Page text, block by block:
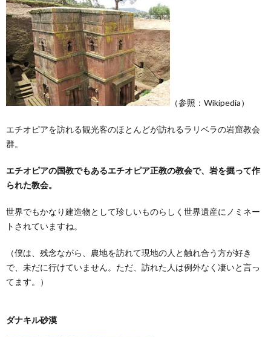
（参照：Wikipedia）
エチオピアを訪れる観光客のほとんどが訪れるラリベラの岩窟教会
群。
エチオピアの国教でもあるエチオピア正教の教会で、岩を掘って作
られた教会。
世界でもかなり建造物として珍しいものらしく世界遺産にノミネー
トされていますね。
（僕は、残念ながら、農地を訪れて現地の人と触れ合う方が好き
で、未だに行けていません。ただ、訪れた人は例外なく凄いと言っ
てます。）
ダナキル砂漠